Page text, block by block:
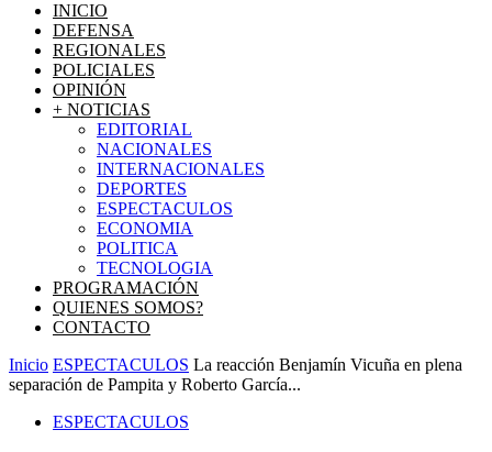
INICIO
DEFENSA
REGIONALES
POLICIALES
OPINIÓN
+ NOTICIAS
EDITORIAL
NACIONALES
INTERNACIONALES
DEPORTES
ESPECTACULOS
ECONOMIA
POLITICA
TECNOLOGIA
PROGRAMACIÓN
QUIENES SOMOS?
CONTACTO
Inicio ESPECTACULOS La reacción Benjamín Vicuña en plena
separación de Pampita y Roberto García...
ESPECTACULOS